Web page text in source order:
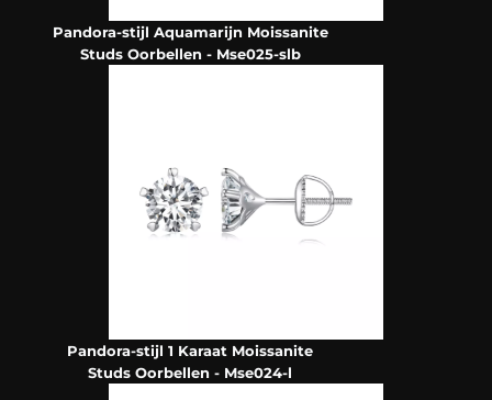
Pandora-stijl Aquamarijn Moissanite
Studs Oorbellen - Mse025-slb
Pandora-stijl 1 Karaat Moissanite
Studs Oorbellen - Mse024-l